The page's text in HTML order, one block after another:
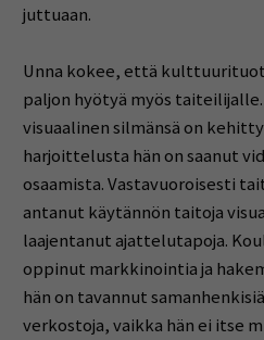
juttuaan.
Unna kokee, että
paljon hyötyä myös
visuaalinen silmänsä on
harjoittelusta hän on saanut
osaamista. Vastavuoroisesti
antanut käytännön taitoja
laajentanut ajattelutapoja.
oppinut markkinointia ja
hän on tavannut
verkostoja, vaikka hän ei itse